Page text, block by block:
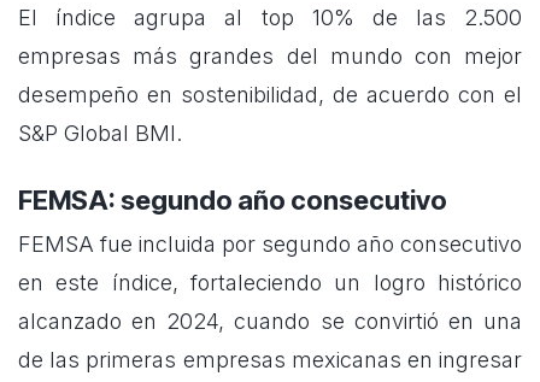
El índice agrupa al top 10% de las 2.500
empresas más grandes del mundo con mejor
desempeño en sostenibilidad, de acuerdo con el
S&P Global BMI.
FEMSA: segundo año consecutivo
FEMSA fue incluida por segundo año consecutivo
en este índice, fortaleciendo un logro histórico
alcanzado en 2024, cuando se convirtió en una
de las primeras empresas mexicanas en ingresar